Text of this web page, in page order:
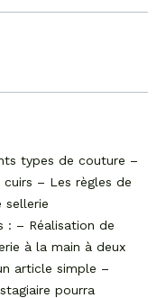
types de couture –
– Les règles de
sellerie
: – Réalisation de
à la main à deux
article simple –
pourra